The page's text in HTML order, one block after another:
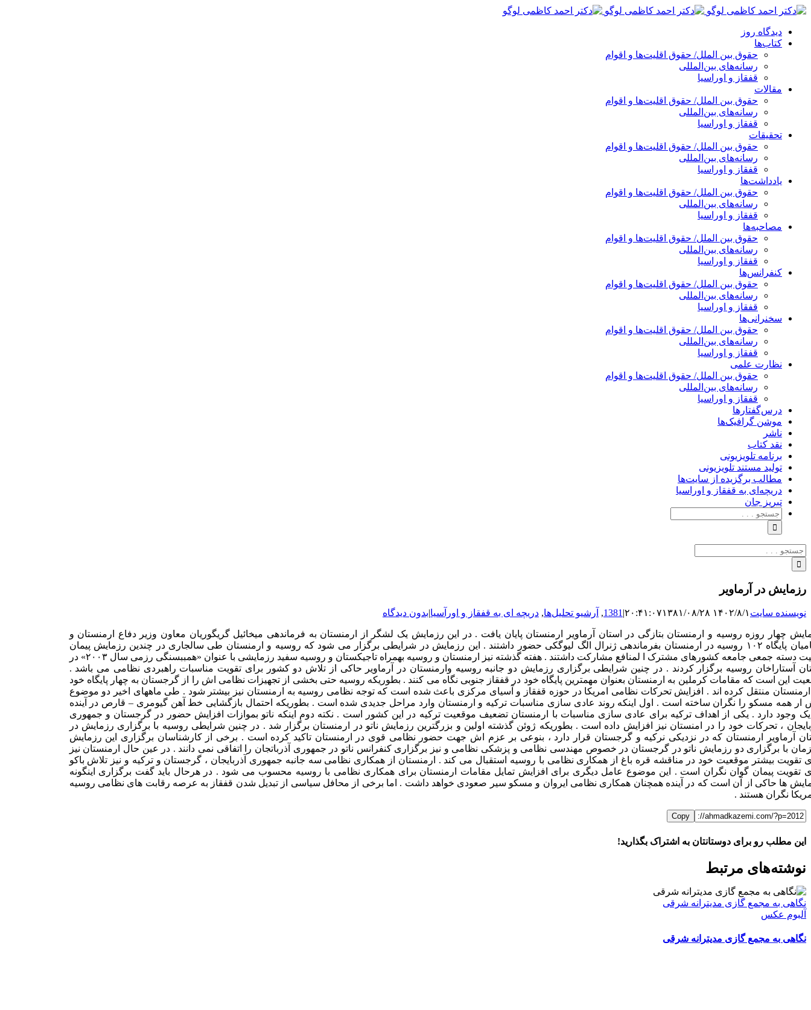
پرش
محتوا
دیدگاه روز
کتاب‌ها
حقوق بین الملل/ حقوق اقلیت‌ها و اقوام
رسانه‌های بین‌المللی
قفقاز و اوراسیا
مقالات
حقوق بین الملل/ حقوق اقلیت‌ها و اقوام
رسانه‌های بین‌المللی
قفقاز و اوراسیا
تحقیقات
حقوق بین الملل/ حقوق اقلیت‌ها و اقوام
رسانه‌های بین‌المللی
قفقاز و اوراسیا
یادداشت‌ها
حقوق بین الملل/ حقوق اقلیت‌ها و اقوام
رسانه‌های بین‌المللی
قفقاز و اوراسیا
مصاحبه‌ها
حقوق بین الملل/ حقوق اقلیت‌ها و اقوام
رسانه‌های بین‌المللی
قفقاز و اوراسیا
کنفرانس‌ها
حقوق بین الملل/ حقوق اقلیت‌ها و اقوام
رسانه‌های بین‌المللی
قفقاز و اوراسیا
سخنرانی‌ها
حقوق بین الملل/ حقوق اقلیت‌ها و اقوام
رسانه‌های بین‌المللی
قفقاز و اوراسیا
نظارت علمی
حقوق بین الملل/ حقوق اقلیت‌ها و اقوام
رسانه‌های بین‌المللی
قفقاز و اوراسیا
درس‌گفتارها
موشن گرافیک‌ها
ناشر
نقد کتاب
برنامه‌ تلویزیونی
تولید مستند تلویزیونی
مطالب برگزیده از سایت‌ها
دریچه‌ای به قفقاز و اوراسیا
تبریزِ جان
جستجو
برای:
جستجو
برای:
رزمایش در آرماویر
نویسنده سایت ۱۴۰۲/۸/۱ ۲۰:۴۱:۰۷ ۱۳۸۱/۰۸/۲۸ |
1381
, آرشیو تحلیل‌ها, دریچه ای به قفقاز و اورآسیا|بدون دیدگاه
چهار روزه روسیه و ارمنستان بتازگی در استان آرماویر ارمنستان پایان یافت . در این رزمایش یک لشگر از ارمنستان به فرماندهی میخائیل گریگوریان معاون وزیر دفاع ارمنستان و
نظامیان پایگاه ۱۰۲ روسیه در ارمنستان بفرماندهی ژنرال الگ لیوگکی حضور داشتند . این رزمایش در شرایطی برگزار می شود که روسیه و ارمنستان طی سالجاری در چندین رزمایش پیمان
امنیت دسته جمعی جامعه کشورهای مشترک ا لمنافع مشارکت داشتند . هفته گذشته نیز ارمنستان و روسیه بهمراه تاجیکستان و روسیه سفید رزمایشی با عنوان «همببسنگی رزمی سال ۲۰۰۳» در
آستاراخان روسیه برگزار کردند . در چنین شرایطی برگزاری رزمایش دو جانبه روسیه وارمنستان در آرماویر حاکی از تلاش دو کشور برای تقویت مناسبات راهبردی نظامی می باشد .
این است که مقامات کرملین به ارمنستان بعنوان مهمترین پایگاه خود در قفقاز جنوبی نگاه می کنند . بطوریکه روسیه حتی بخشی از تجهیزات نظامی اش را از گرجستان به چهار پایگاه خود
منتقل کرده اند . افزایش تحرکات نظامی امریکا در حوزه قفقاز و آسیای مرکزی باعث شده است که توجه نظامی روسیه به ارمنستان نیز بیشتر شود . طی ماههای اخیر دو موضوع
ار همه مسکو را نگران ساخته است . اول اینکه روند عادی سازی مناسبات ترکیه و ارمنستان وارد مراحل جدیدی شده است . بطوریکه احتمال بازگشایی خط آهن گیومری – قارص در آینده
وجود دارد . یکی از اهداف ترکیه برای عادی سازی مناسبات با ارمنستان تضعیف موقعیت ترکیه در این کشور است . نکته دوم اینکه ناتو بموازات افزایش حضور در گرجستان و جمهوری
، تحرکات خود را در امنستان نیز افزایش داده است . بطوریکه ژوئن گذشته اولین و بزرگترین رزمایش ناتو در ارمنستان برگزار شد . در چنین شرایطی روسیه با برگزاری رزمایش در
آرماویر ارمنستان که در نزدیکی نرکیه و گرجستان قرار دارد ، بنوعی بر عزم اش جهت حضور نظامی قوی در ارمنستان تاکید کرده است . برخی از کارشناسان برگزاری این رزمایش
با برگزاری دو رزمایش ناتو در گرجستان در خصوص مهندسی نظامی و پزشکی نظامی و نیز برگزاری کنفرانس ناتو در جمهوری آذرباتجان را اتفاقی نمی دانند . در عین حال ارمنستان نیز
تقویت بیشتر موقعیت خود در مناقشه قره باغ از همکاری نظامی با روسیه استقبال می کند . ارمنستان از همکاری نظامی سه جانبه جمهوری آذربایجان ، گرجستان و ترکیه و نیز تلاش باکو
تقویت پیمان گوان نگران است . این موضوع عامل دیگری برای افزایش تمایل مقامات ارمنستان برای همکاری نظامی با روسیه محسوب می شود . در هرحال باید گفت برگزاری اینگونه
ها حاکی از آن است که در آینده همچنان همکاری نظامی ایروان و مسکو سیر صعودی خواهد داشت . اما برخی از محافل سیاسی از تبدیل شدن قفقاز به عرصه رقابت های نظامی روسیه
نگران هستند .
Copy
این مطلب رو برای دوستانتان به اشتراک بگذارید!
FacebookX
LinkedIn
WhatsApp
Telegram
ایمیل
نوشته‌‌های مرتبط
نگاهی به مجمع گازی مدیترانه شرقی
آلبوم عکس
نگاهی به مجمع گازی مدیترانه شرقی